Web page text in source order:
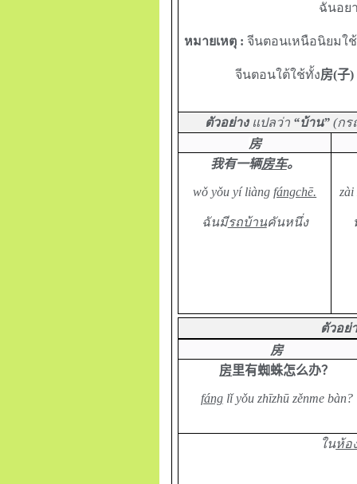
ฉันอย
หมายเหตุ : จีนตอนเหนือนิยมใ
จีนตอนใต้ใช้ทั้ง房(子)
ตัวอย่าง แปลว่า “บ้าน” (กร
房
我有一辆房车。
wǒ yǒu yí liàng fángchē.
ฉันมีรถบ้านคันหนึ่ง
zài
ตัวอย่
房
房里有蜘蛛怎么办？
fánglǐ yǒu zhīzhū zěnme bàn?
ในห้อ